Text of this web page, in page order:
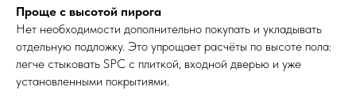
Проще с высотой пирога
Нет необходимости дополнительно покупать и укладывать
отдельную подложку. Это упрощает расчёты по высоте пола:
легче стыковать SPC с плиткой, входной дверью и уже
установленными покрытиями.